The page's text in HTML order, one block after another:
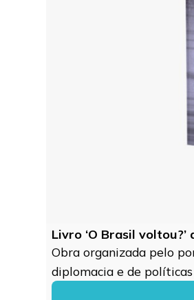
Livro ‘O Brasil
Obra organizada pelo
diplomacia e de